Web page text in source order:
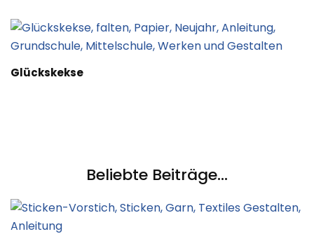
Glückskekse
Beliebte Beiträge...